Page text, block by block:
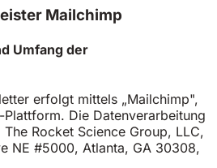
Mailchimp
Umfang der
erfolgt mittels „Mailchimp",
Die Datenverarbeitung
Rocket Science Group, LLC,
NE #5000, Atlanta, GA 30308,